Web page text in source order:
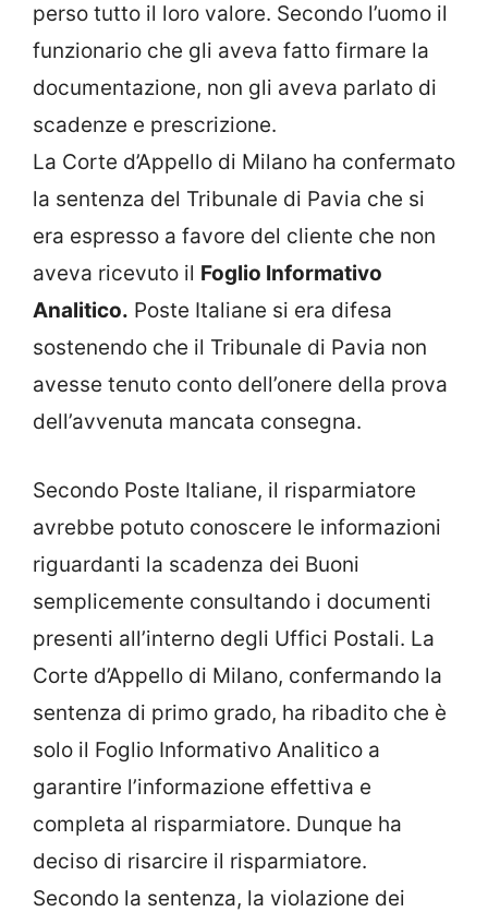
perso tutto il loro valore. Secondo l’uomo il
funzionario che gli aveva fatto firmare la
documentazione, non gli aveva parlato di
scadenze e prescrizione.
La Corte d’Appello di Milano ha confermato
la sentenza del Tribunale di Pavia che si
era espresso a favore del cliente che non
aveva ricevuto il Foglio Informativo
Analitico. Poste Italiane si era difesa
sostenendo che il Tribunale di Pavia non
avesse tenuto conto dell’onere della prova
dell’avvenuta mancata consegna.
Secondo Poste Italiane, il risparmiatore
avrebbe potuto conoscere le informazioni
riguardanti la scadenza dei Buoni
semplicemente consultando i documenti
presenti all’interno degli Uffici Postali. La
Corte d’Appello di Milano, confermando la
sentenza di primo grado, ha ribadito che è
solo il Foglio Informativo Analitico a
garantire l’informazione effettiva e
completa al risparmiatore. Dunque ha
deciso di risarcire il risparmiatore.
Secondo la sentenza, la violazione dei